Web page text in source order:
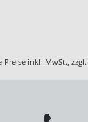
Preise inkl. MwSt., zzgl.